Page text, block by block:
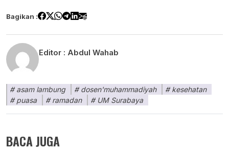
Bagikan :
Editor : Abdul Wahab
asam lambung dosen'muhammadiyah
kesehatan
puasa
ramadan UM Surabaya
BACA JUGA